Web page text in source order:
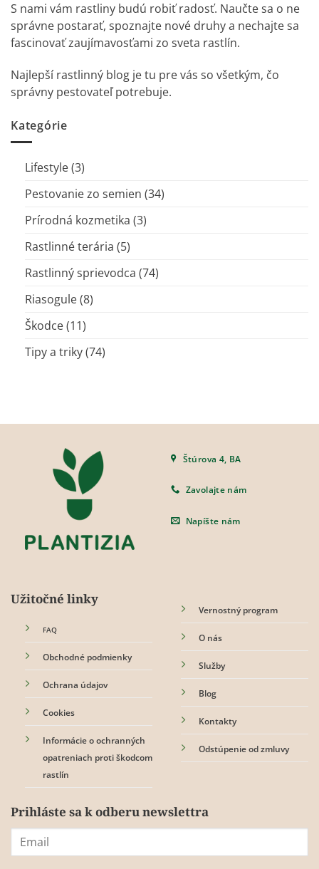
S nami vám rastliny budú robiť radosť. Naučte sa o ne
správne postarať, spoznajte nové druhy a nechajte sa
fascinovať zaujímavosťami zo sveta rastlín.
Najlepší rastlinný blog je tu pre vás so všetkým, čo
správny pestovateľ potrebuje.
Kategórie
Lifestyle(3)
Pestovanie zo semien (34)
Prírodná kozmetika (3)
Rastlinné terária (5)
Rastlinný sprievodca (74)
Riasogule(8)
Škodce(11)
Tipy a triky(74)
Štúrova 4, BA
Zavolajte nám
Napíšte nám
Užitočné linky
FAQ
Obchodné podmienky
Ochrana údajov
Cookies
Informácie o ochranných
opatreniach proti škodcom
rastlín
Vernostný program
O nás
Služby
Blog
Kontakty
Odstúpenie od zmluvy
Prihláste sa k odberu newslettra